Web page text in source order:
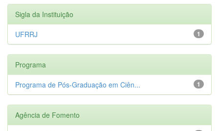
Sigla da Instituição
1
UFRRJ
Programa
1
Programa de Pós-Graduação em Ciên...
Agência de Fomento